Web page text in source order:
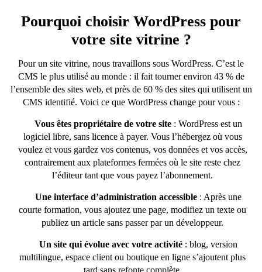
Pourquoi choisir WordPress pour
votre site vitrine ?
Pour un site vitrine, nous travaillons sous WordPress. C’est le
CMS le plus utilisé au monde : il fait tourner environ 43 % de
l’ensemble des sites web, et près de 60 % des sites qui utilisent un
CMS identifié. Voici ce que WordPress change pour vous :
Vous êtes propriétaire de votre site : WordPress est un
logiciel libre, sans licence à payer. Vous l’hébergez où vous
voulez et vous gardez vos contenus, vos données et vos accès,
contrairement aux plateformes fermées où le site reste chez
l’éditeur tant que vous payez l’abonnement.
Une interface d’administration accessible : Après une
courte formation, vous ajoutez une page, modifiez un texte ou
publiez un article sans passer par un développeur.
Un site qui évolue avec votre activité : blog, version
multilingue, espace client ou boutique en ligne s’ajoutent plus
tard sans refonte complète.